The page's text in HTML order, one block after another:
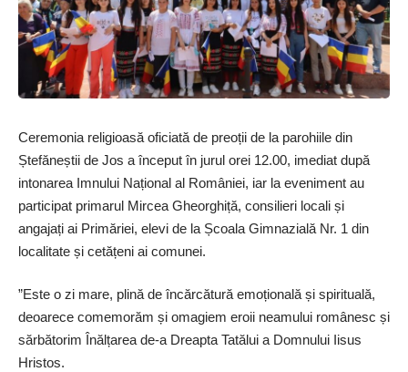
Ceremonia religioasă oficiată de preoții de la parohiile din
Ștefăneștii de Jos a început în jurul orei 12.00, imediat după
intonarea Imnului Național al României, iar la eveniment au
participat primarul Mircea Gheorghiță, consilieri locali și
angajați ai Primăriei, elevi de la Școala Gimnazială Nr. 1 din
localitate și cetățeni ai comunei.
”Este o zi mare, plină de încărcătură emoțională și spirituală,
deoarece comemorăm și omagiem eroii neamului românesc și
sărbătorim Înălțarea de-a Dreapta Tatălui a Domnului Iisus
Hristos.